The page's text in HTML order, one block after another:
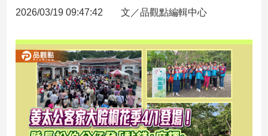
股
市
2026/03/19 09:47:42 文／品觀點編輯中心